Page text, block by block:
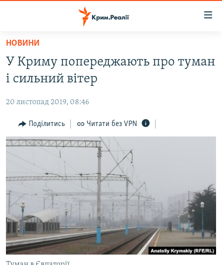
Перейти
основного
матеріалу
до
навігації
Перейти
до
ВОДА.КРИМ
ПОЛІТИКА
БЛОГИ
ПОГЛЯД
ІНТЕРВ'Ю
ВСЕ ЗА ДЕНЬ
СПЕЦПРОЕКТИ
ДЕПОРТАЦІЯ
ВІДЕОУРОКИ «ELIFBE»
СВІДЧЕННЯ ОКУПАЦІЇ
ЯК ОБІЙТИ БЛОКУВАННЯ
Русский
Qırımtatar
НОВИНИ
У Криму попереджають про туман
і сильний вітер
20 листопад 2019, 08:46
Поділитись Читати без VPN